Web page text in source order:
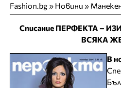
Fashion.bg» Новини »
Списание ПЕРФЕКТА –
ВСЯКА
В